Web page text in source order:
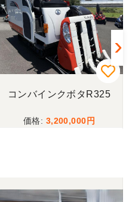
コンバインクボタR325
3,200,000